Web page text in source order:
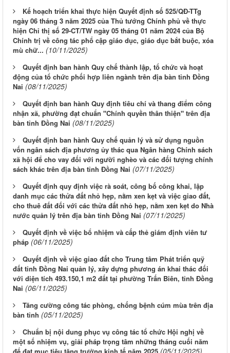
Kế hoạch triển khai thực hiện Quyết định số 525/QĐ-TTg
ngày 06 tháng 3 năm 2025 của Thủ tướng Chính phủ về thực
hiện Chỉ thị số 29-CT/TW ngày 05 tháng 01 năm 2024 của Bộ
Chính trị về công tác phổ cập giáo dục, giáo dục bắt buộc, xóa
mù chữ... (10/11/2025)
Quyết định ban hành Quy chế thành lập, tổ chức và hoạt
động của tổ chức phối hợp liên ngành trên địa bàn tỉnh Đồng
Nai (08/11/2025)
Quyết định ban hành Quy định tiêu chí và thang điểm công
nhận xã, phường đạt chuẩn "Chính quyền thân thiện" trên địa
bàn tỉnh Đồng Nai (08/11/2025)
Quyết định ban hành Quy chế quản lý và sử dụng nguồn
vốn ngân sách địa phương ủy thác qua Ngân hàng Chính sách
xã hội để cho vay đối với người nghèo và các đối tượng chính
sách khác trên địa bàn tỉnh Đồng Nai (07/11/2025)
Quyết định quy định việc rà soát, công bố công khai, lập
danh mục các thửa đất nhỏ hẹp, nằm xen kẹt và việc giao đất,
cho thuê đất đối với các thửa đất nhỏ hẹp, nằm xen kẹt do Nhà
nước quản lý trên địa bàn tỉnh Đồng Nai (07/11/2025)
Quyết định về việc bổ nhiệm và cấp thẻ giám định viên tư
pháp (06/11/2025)
Quyết định về việc giao đất cho Trung tâm Phát triển quỹ
đất tỉnh Đồng Nai quản lý, xây dựng phương án khai thác đối
với diện tích 493.150,1 m2 đất tại phường Trấn Biên, tỉnh Đồng
Nai (06/11/2025)
Tăng cường công tác phòng, chống bệnh cúm mùa trên địa
bàn tỉnh (05/11/2025)
Chuẩn bị nội dung phục vụ công tác tổ chức Hội nghị về
một số nhiệm vụ, giải pháp trọng tâm những tháng cuối năm